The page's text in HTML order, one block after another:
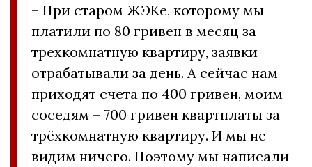
– При старом ЖЭКе, которому мы
платили по 80 гривен в месяц за
трехкомнатную квартиру, заявки
отрабатывали за день. А сейчас нам
приходят счета по 400 гривен, моим
соседям – 700 гривен квартплаты за
трёхкомнатную квартиру. И мы не
видим ничего. Поэтому мы написали